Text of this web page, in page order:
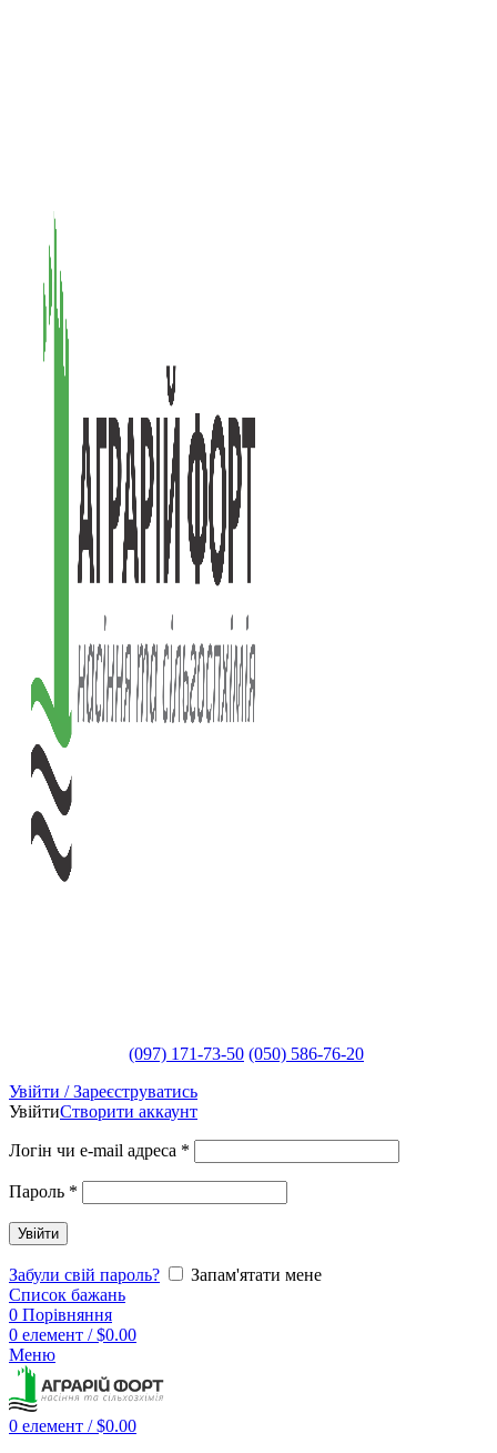
(097) 171-73-50 (050) 586-76-20
Увійти / Зареєструватись
УвійтиСтворити аккаунт
Логін чи e-mail адреса *
Пароль *
Увійти
Забули свій пароль?
Запам'ятати мене
Список бажань
0 Порівняння
0 елемент / $0.00
Меню
0 елемент / $0.00